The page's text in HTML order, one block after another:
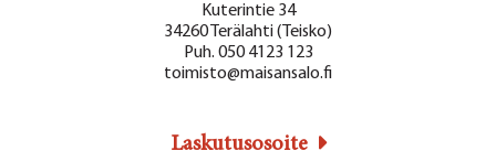
Kuterintie 34
34260 Terälahti (Teisko)
Puh. 050 4123 123
toimisto@maisansalo.fi
Laskutusosoite